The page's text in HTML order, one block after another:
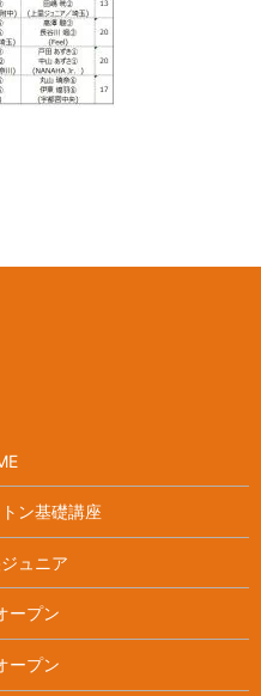
ン基礎講座
ュニア
ープン
ープン